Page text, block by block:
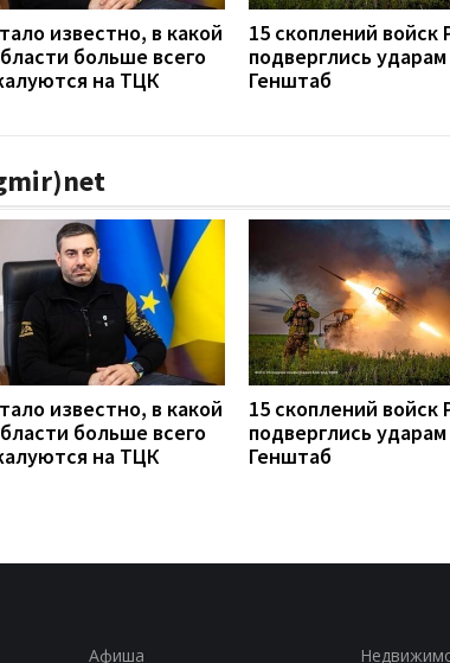
известно, в какой
больше всего
на ТЦК
15 скоплений войск
подверглись ударам
Генштаб
известно, в какой
больше всего
на ТЦК
15 скоплений войск
подверглись ударам
Генштаб
Афиша